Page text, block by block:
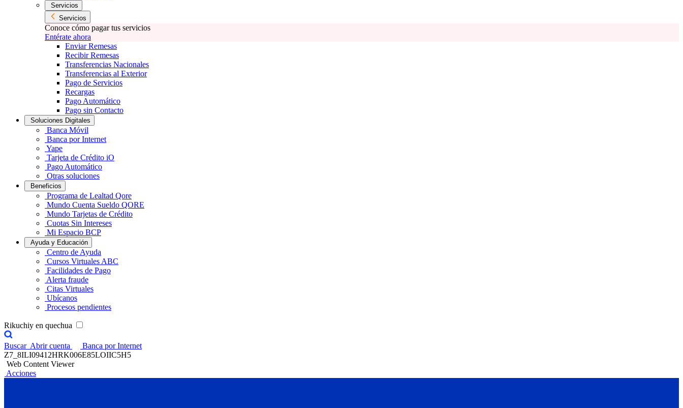
Servicios
Servicios
Conoce cómo pagar tus servicios
Entérate ahora
Enviar Remesas
Recibir Remesas
Transferencias Nacionales
Transferencias al Exterior
Pago de Servicios
Recargas
Pago Automático
Pago sin Contacto
Soluciones Digitales
Banca Móvil
Banca por Internet
Yape
Tarjeta de Crédito iO
Pago Automático
Otras soluciones
Beneficios
Programa de Lealtad Qore
Mundo Cuenta Sueldo QORE
Mundo Tarjetas de Crédito
Cuotas Sin Intereses
Mi Espacio BCP
Ayuda y Educación
Centro de Ayuda
Cursos Virtuales ABC
Facilidades de Pago
Alerta fraude
Citas Virtuales
Ubícanos
Procesos pendientes
Rikuchiy en quechua
Buscar Abrir cuenta
Banca por Internet
Z7_8ILI09412HRK006E85LOIIC5H5
Web Content Viewer
Acciones